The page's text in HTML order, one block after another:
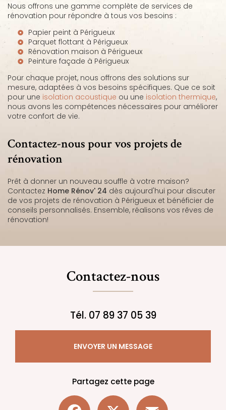
Nous offrons une gamme complète de services de
rénovation pour répondre à tous vos besoins :
Papier peint à Périgueux
Parquet flottant à Périgueux
Rénovation maison à Périgueux
Peinture façade à Périgueux
Pour chaque projet, nous offrons des solutions sur
mesure, adaptées à vos besoins spécifiques. Que ce soit
pour une isolation acoustique ou une isolation thermique,
nous avons les compétences nécessaires pour améliorer
votre confort de vie.
Contactez-nous pour vos projets de
rénovation
Prêt à donner un nouveau souffle à votre maison?
Contactez Home Rénov' 24 dès aujourd'hui pour discuter
de vos projets de rénovation à Périgueux et bénéficier de
conseils personnalisés. Ensemble, réalisons vos rêves de
rénovation!
Contactez-nous
Tél. 07 89 37 05 39
ENVOYER UN MESSAGE
Partagez cette page
Facebook